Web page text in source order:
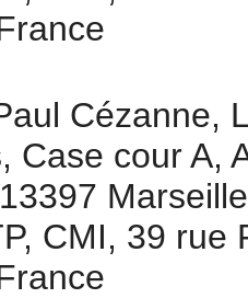
Cézanne,
Case cour A,
CMI, 39